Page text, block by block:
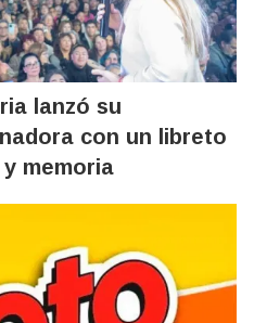
lanzó su
con un libreto
memoria